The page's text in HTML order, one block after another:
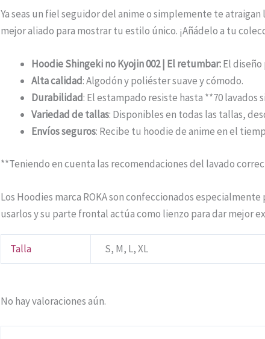
Ya seas un fiel seguidor del anime o simplemente te
mejor aliado para mostrar tu estilo único. ¡Añádelo a tu
Hoodie Shingeki no Kyojin 002 | El retumbar:El diseño
Alta calidad: Algodón y poliéster suave y cómodo.
Durabilidad: El estampado resiste hasta **70 lavados
Variedad de tallas: Disponibles en todas las tallas,
Envíos seguros: Recibe tu hoodie de anime en el
**Teniendo en cuenta las recomendaciones del lavado
Los Hoodies marca ROKA son confeccionados
usarlos y su parte frontal actúa como lienzo para dar mejor
Talla S, M, L, XL
No hay valoraciones aún.